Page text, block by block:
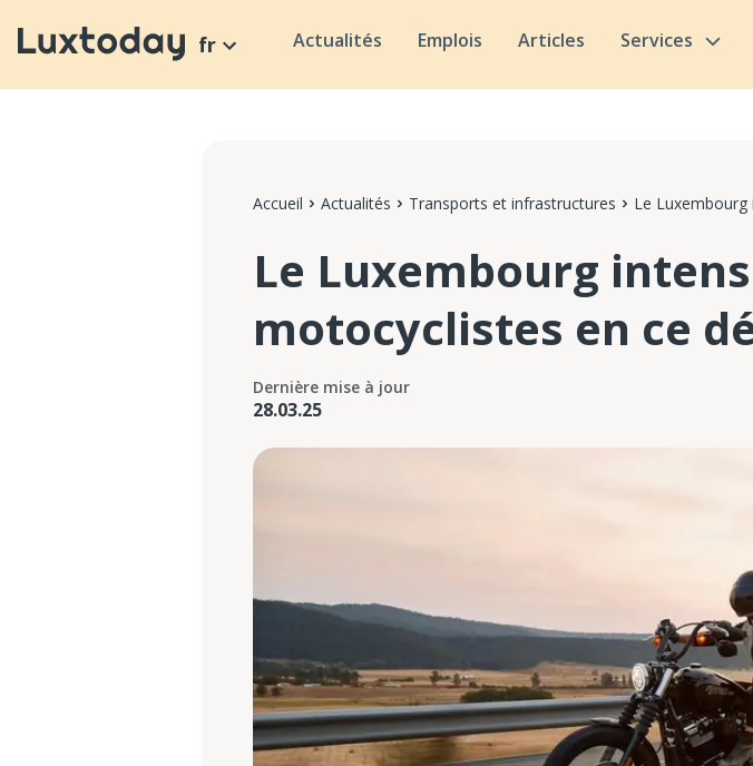
fr Actualités Emplois Articles Services
Accueil Actualités Transports et infrastructures Le
Le Luxembourg
motocyclistes en ce
Dernière mise à jour
28.03.25